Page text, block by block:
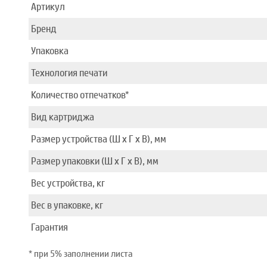
Артикул
Бренд
Упаковка
Технология печати
Количество отпечатков*
Вид картриджа
Размер устройства (Ш x Г x В), мм
Размер упаковки (Ш x Г x В), мм
Вес устройства, кг
Вес в упаковке, кг
Гарантия
* при 5% заполнении листа